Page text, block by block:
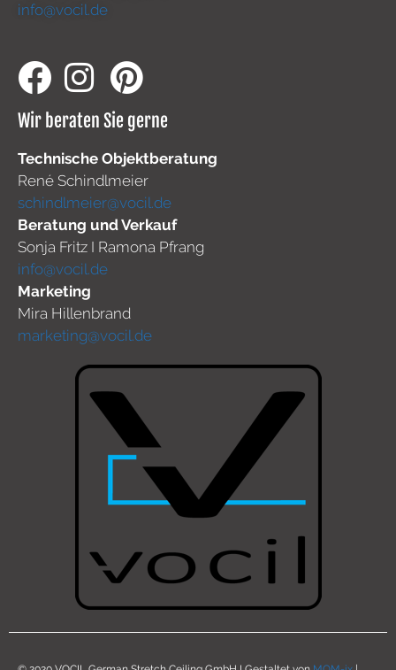
info@vocil.de
Wir beraten Sie gerne
Technische Objektberatung
René Schindlmeier
schindlmeier@vocil.de
Beratung und Verkauf
Sonja Fritz I Ramona Pfrang
info@vocil.de
Marketing
Mira Hillenbrand
marketing@vocil.de